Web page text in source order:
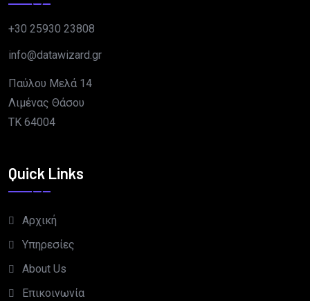
+30 25930 23808
info@datawizard.gr
Παύλου Μελά 14
Λιμένας Θάσου
TK 64004
Quick Links
Αρχική
Υπηρεσίες
About Us
Επικοινωνία